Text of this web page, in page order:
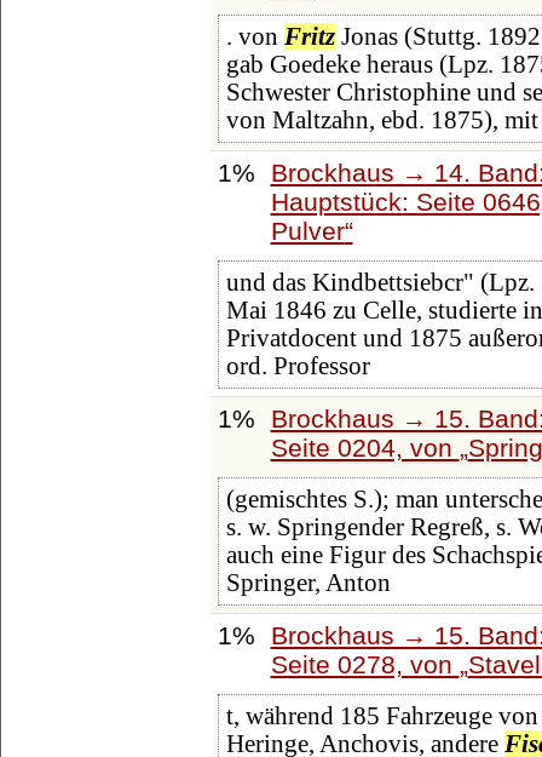
. von FritzJonas (Stuttg.
gab Goedeke heraus (Lpz.
Schwester Christophine und
von Maltzahn, ebd. 1875),
1%
Brockhaus → 14.
Hauptstück: Seite
Pulver
und das Kindbettsiebcr"
Mai 1846 zu Celle, studierte
Privatdocent und 1875
ord. Professor
1%
Brockhaus → 15.
Seite 0204, von
(gemischtes S.); man
s. w. Springender Regreß, s.
auch eine Figur des
Springer, Anton
1%
Brockhaus → 15.
Seite 0278, von
t, während 185 Fahrzeuge
Heringe, Anchovis, andere